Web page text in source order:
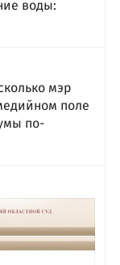
воды:
мэр
поле
по-